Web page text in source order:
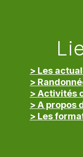
> Les
>
> Activités
> A propos
> Les